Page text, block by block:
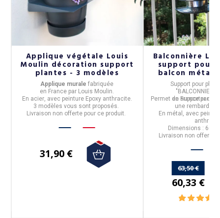
Applique végétale Louis
Moulin décoration support
plantes - 3 modèles
Applique muralefabriquée
en France par Louis Moulin.
En acier, avec peinture Epoxyanthracite.
3 modèles vous sont proposés.
Livraison non offerte pour ce produit.
31,90 €
Balconnière
support pour
balcon métal
Support pour
"BALCONNIERE"
en Francepar
Permet de supporter des
une rembarde
En métal
, avec
Dimensions :
Livraison non offerte
63,50 €
60,33 €